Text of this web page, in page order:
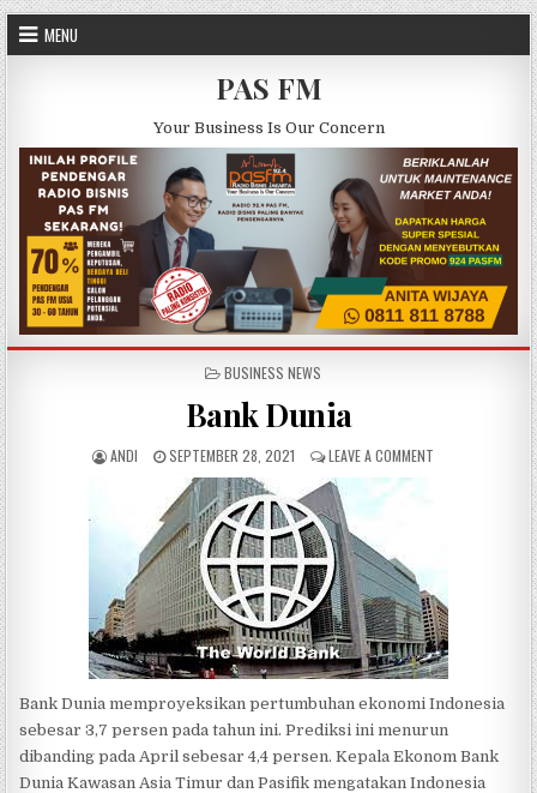
Skip to content
MENU
PAS FM
Your Business Is Our Concern
POSTED IN
BUSINESS NEWS
Bank Dunia
AUTHOR:
ANDI PUBLISHED DATE:
SEPTEMBER 28, 2021 LEAVE A COMMENTON BANK DUNIA
Bank Dunia memproyeksikan pertumbuhan ekonomi Indonesia
sebesar 3,7 persen pada tahun ini. Prediksi ini menurun
dibanding pada April sebesar 4,4 persen. Kepala Ekonom Bank
Dunia Kawasan Asia Timur dan Pasifik mengatakan Indonesia